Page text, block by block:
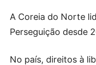
A Coreia do Norte
Perseguição desde
No país, direitos à